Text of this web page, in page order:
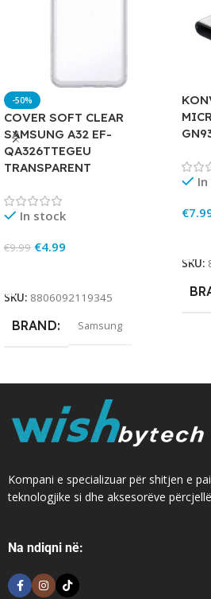
-50%
COVER SOFT CLEAR
SAMSUNG A32 EF-
QA326TTEGEU
TRANSPARENT
In stock
€9.99 €4.99
SKU: 8806092119345
BRAND Samsung
€
SKU:
Kompani e specializuar për shitjen e
teknologjike si dhe aksesorëve
Na ndiqni në: